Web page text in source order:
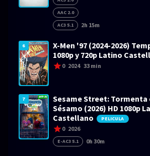
AAC 2.0
AC3 5.1
2h 15m
6
X-Men '97 (2024-2026)
1080p y 720p Latino
0 2024 33 min
7
Sesame Street: Tormenta
Sésamo (2026) HD 1080p
Castellano
PELICULA
0 2026
E-AC3 5.1 0h 30m